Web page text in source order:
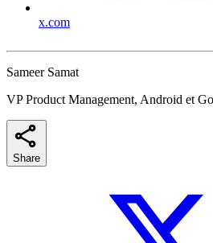
x.com
Sameer Samat
VP Product Management, Android et
Share